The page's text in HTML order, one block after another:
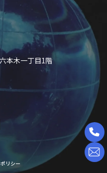
本木一丁目1階
リシー